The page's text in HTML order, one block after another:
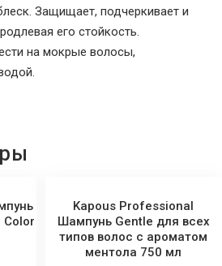
Защищает, подчеркивает и
его стойкость.
на мокрые волосы,
Kapous Professional
Шампунь Gentle для всех
типов волос с ароматом
ментола 750 мл